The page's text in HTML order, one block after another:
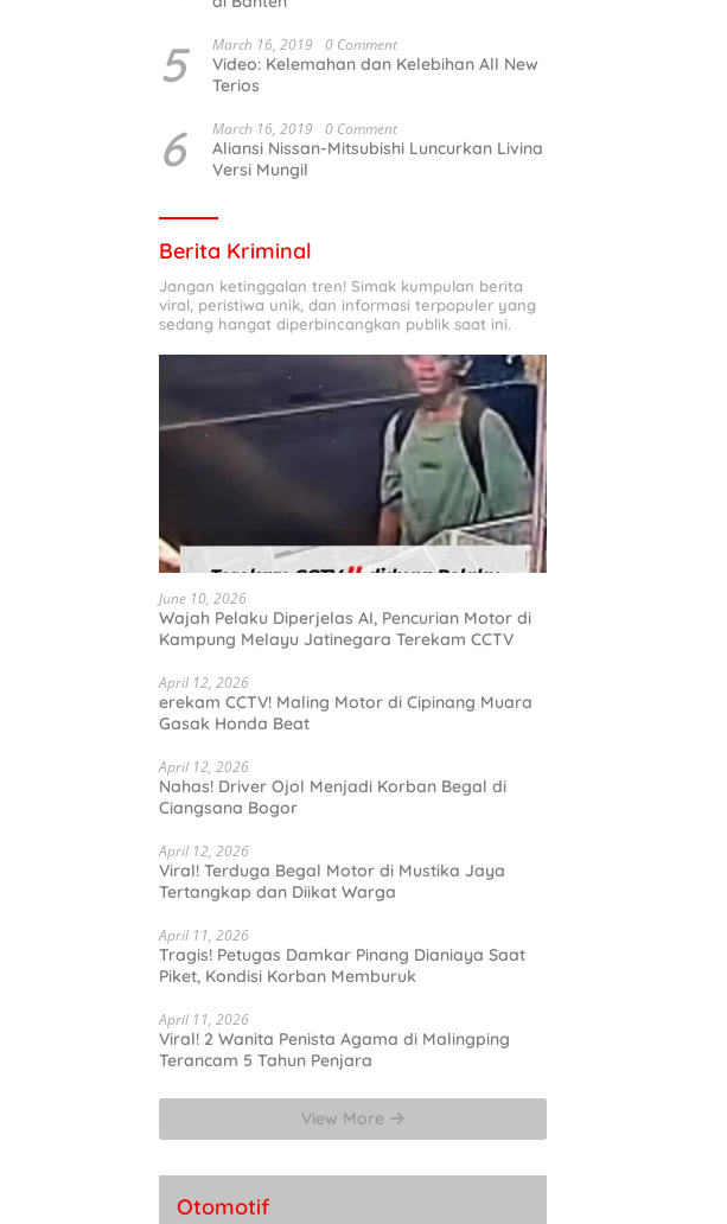
5 March 16, 2019 0 Comment
Video: Kelemahan dan Kelebihan All New
Terios
6 March 16, 2019 0 Comment
Aliansi Nissan-Mitsubishi Luncurkan Livina
Versi Mungil
Berita Kriminal
Jangan ketinggalan tren! Simak kumpulan berita
viral, peristiwa unik, dan informasi terpopuler yang
sedang hangat diperbincangkan publik saat ini.
June 10, 2026
Wajah Pelaku Diperjelas AI, Pencurian Motor di
Kampung Melayu Jatinegara Terekam CCTV
April 12, 2026
erekam CCTV! Maling Motor di Cipinang Muara
Gasak Honda Beat
April 12, 2026
Nahas! Driver Ojol Menjadi Korban Begal di
Ciangsana Bogor
April 12, 2026
Viral! Terduga Begal Motor di Mustika Jaya
Tertangkap dan Diikat Warga
April 11, 2026
Tragis! Petugas Damkar Pinang Dianiaya Saat
Piket, Kondisi Korban Memburuk
April 11, 2026
Viral! 2 Wanita Penista Agama di Malingping
Terancam 5 Tahun Penjara
View More
Otomotif